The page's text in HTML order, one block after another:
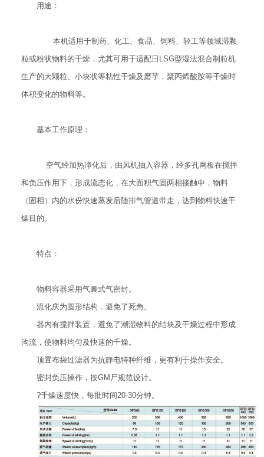
用途：
本机适用于制药、化工、食品、饲料、轻工等领域湿颗
粒或粉状物料的千燥，尤其可用于适配日LSG型湿法混合制粒机
生产的大颗粒、小块状等粘性干燥及磨芋，聚丙烯酸胺等干燥时
体积变化的物料等。
基本工作原理：
空气经加热净化后，由风机抽入容器，经多孔网板在搅拌
和负压作用下，形成流态化，在大面积气固两相接触中，物料
（固相）内的水份快速蒸发后随排气管道带走，达到物料快速干
燥目的。
特点：
物料容器采用气囊式气密封。
流化庆为圆形结构．避免了死角。
器内有搅拌装置，避免了潮湿物料的结块及干燥过程中形成
沟流，使物料均匀及快速的千燥。
顶置布袋过滤器为抗静电特种纤维，更有利于操作安全。
密封负压操作，按GM尸规范设计。
?千燥速度快，每批时间20-30分钟。